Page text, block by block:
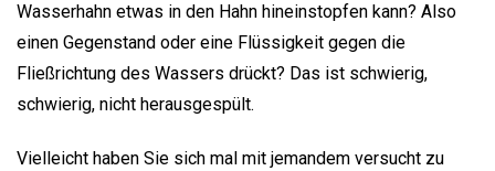
Wasserhahn etwas in den Hahn hineinstopfen kann? Also
einen Gegenstand oder eine Flüssigkeit gegen die
Fließrichtung des Wassers drückt? Das ist schwierig,
schwierig, nicht herausgespült.
Vielleicht haben Sie sich mal mit jemandem versucht zu